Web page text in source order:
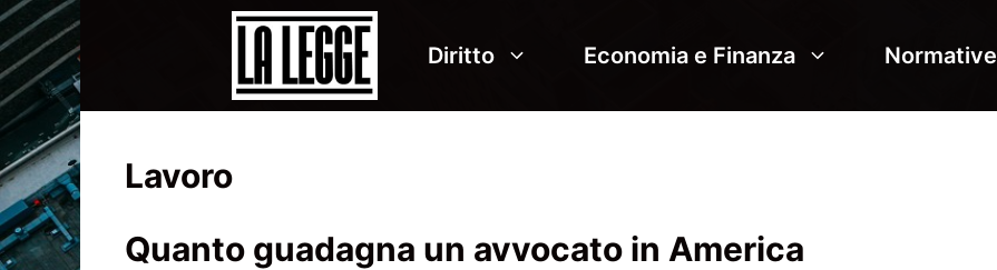
Vai
al
contenuto
Diritto Economia e Finanza Normative
Lavoro
Quanto guadagna un avvocato in America